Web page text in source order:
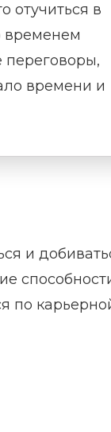
отучиться в
временем
переговоры,
времени и
и
по